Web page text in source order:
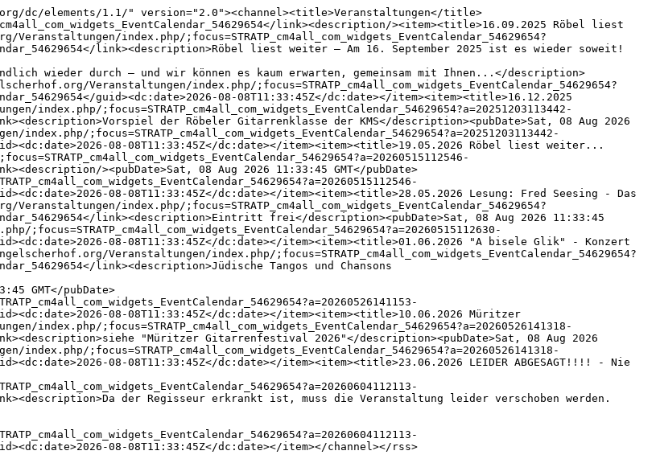
dc/elements/1.1/" version="2.0"><channel><title>Veranstaltungen</title>
link><description/><item><title>16.09.2025 Röbel liest
index.php/;focus=STRATP_cm4all_com_widgets_EventCalendar_54629654?
link><description>Röbel liest weiter – Am 16. September 2025 ist es wieder soweit!
wieder durch – und wir können es kaum erwarten, gemeinsam mit Ihnen...</description>
Veranstaltungen/index.php/;focus=STRATP_cm4all_com_widgets_EventCalendar_54629654?
guid><dc:date>2026-08-08T11:33:45Z</dc:date></item><item><title>16.12.2025
;focus=STRATP_cm4all_com_widgets_EventCalendar_54629654?a=20251203113442-
link><description>Vorspiel der Röbeler Gitarrenklasse der KMS</description><pubDate>Sat, 08 Aug 2026
;focus=STRATP_cm4all_com_widgets_EventCalendar_54629654?a=20251203113442-
guid><dc:date>2026-08-08T11:33:45Z</dc:date></item><item><title>19.05.2026 Röbel liest weiter...
><pubDate>Sat, 08 Aug 2026 11:33:45 GMT</pubDate>
guid><dc:date>2026-08-08T11:33:45Z</dc:date></item><item><title>28.05.2026 Lesung: Fred Seesing - Das
index.php/;focus=STRATP_cm4all_com_widgets_EventCalendar_54629654?
link><description>Eintritt frei</description><pubDate>Sat, 08 Aug 2026 11:33:45
guid><dc:date>2026-08-08T11:33:45Z</dc:date></item><item><title>01.06.2026 "A bisele Glik" - Konzert
Veranstaltungen/index.php/;focus=STRATP_cm4all_com_widgets_EventCalendar_54629654?
link><description>Jüdische Tangos und Chansons
GMT</pubDate>
guid><dc:date>2026-08-08T11:33:45Z</dc:date></item><item><title>10.06.2026 Müritzer
;focus=STRATP_cm4all_com_widgets_EventCalendar_54629654?a=20260526141318-
link><description>siehe "Müritzer Gitarrenfestival 2026"</description><pubDate>Sat, 08 Aug 2026
;focus=STRATP_cm4all_com_widgets_EventCalendar_54629654?a=20260526141318-
guid><dc:date>2026-08-08T11:33:45Z</dc:date></item><item><title>23.06.2026 LEIDER ABGESAGT!!!! - Nie
link><description>Da der Regisseur erkrankt ist, muss die Veranstaltung leider verschoben werden.
08-08T11:33:45Z</dc:date></item></channel></rss>